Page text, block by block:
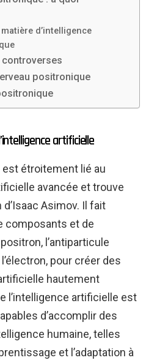
d’intelligence
positronique
artificielle
est étroitement lié au
avancée et trouve
Asimov. Il fait
composants et de
l’antiparticule
pour créer des
hautement
l’intelligence artificielle est
d’accomplir des
humaine, telles
et l’adaptation à